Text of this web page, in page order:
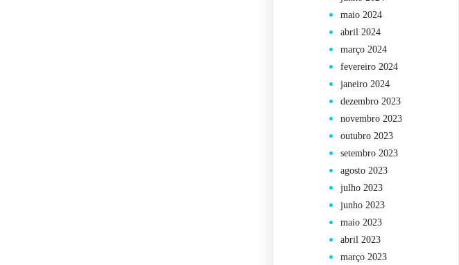
maio 2024
abril 2024
março 2024
fevereiro 2024
janeiro 2024
dezembro 2023
novembro 2023
outubro 2023
setembro 2023
agosto 2023
julho 2023
junho 2023
maio 2023
abril 2023
março 2023